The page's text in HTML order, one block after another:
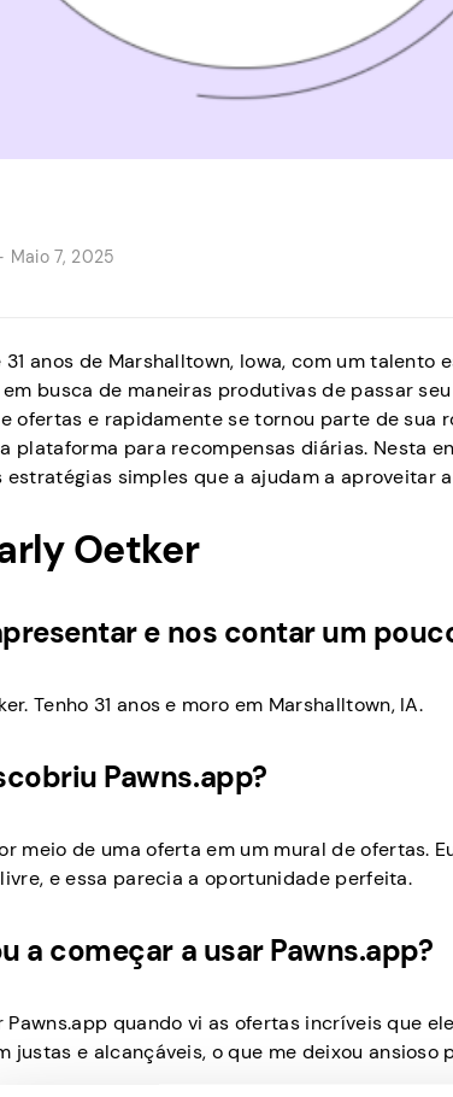
Maio 7, 2025
anos de Marshalltown, Iowa, com um
busca de maneiras produtivas de passar
ofertas e rapidamente se tornou parte de sua
plataforma para recompensas diárias. Nesta
estratégias simples que a ajudam a aproveitar
Oetker
e nos contar um
Tenho 31 anos e moro em Marshalltown, IA.
Pawns.app?
meio de uma oferta em um mural de ofertas.
e essa parecia a oportunidade perfeita.
a começar a usar Pawns.app?
Pawns.app quando vi as ofertas incríveis que
justas e alcançáveis, o que me deixou